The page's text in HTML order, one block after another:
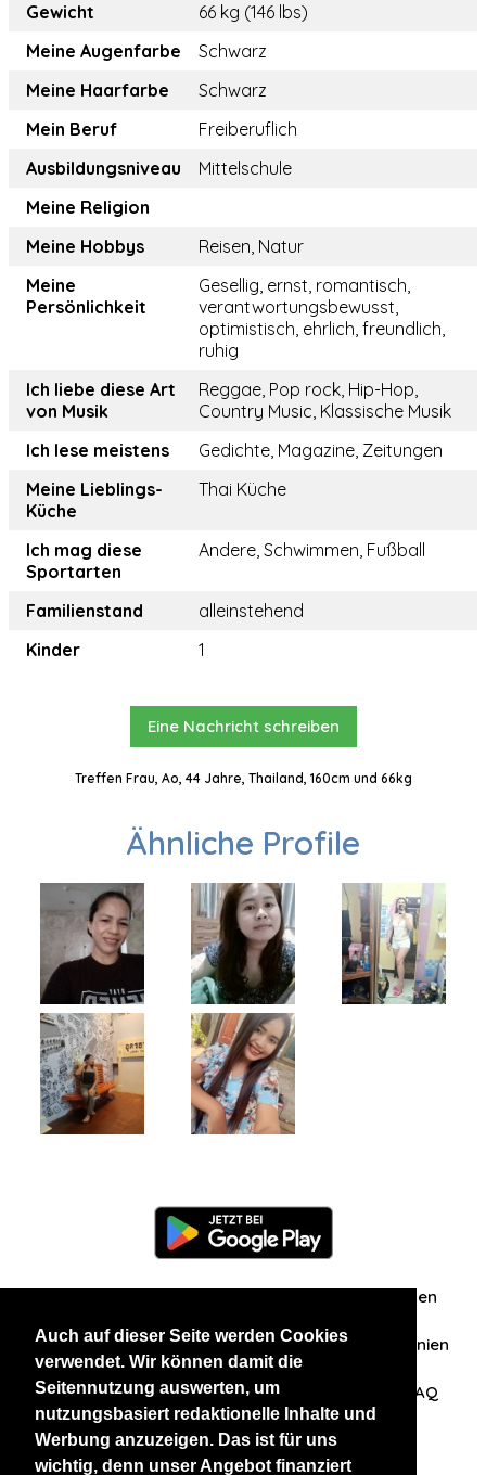
Auch auf dieser Seite werden Cookies
verwendet. Wir können damit die
Seitennutzung auswerten, um
nutzungsbasiert redaktionelle Inhalte und
Werbung anzuzeigen. Das ist für uns
wichtig, denn unser Angebot finanziert
Gewicht
66 kg (146 lbs)
Meine Augenfarbe
Schwarz
Meine Haarfarbe
Schwarz
Mein Beruf
Freiberuflich
Ausbildungsniveau
Mittelschule
Meine Religion
Meine Hobbys
Reisen, Natur
Meine
Persönlichkeit
Gesellig, ernst, romantisch,
verantwortungsbewusst,
optimistisch, ehrlich, freundlich,
ruhig
Ich liebe diese Art
von Musik
Reggae, Pop rock, Hip-Hop,
Country Music, Klassische Musik
Ich lese meistens
Gedichte, Magazine, Zeitungen
Meine Lieblings-
Küche
Thai Küche
Ich mag diese
Sportarten
Andere, Schwimmen, Fußball
Familienstand
alleinstehend
Kinder
1
Eine Nachricht schreiben
Treffen Frau, Ao, 44 Jahre, Thailand, 160cm und 66kg
Ähnliche Profile
Zuschriften/Erfahrungen
Datenschutzerklärung AGB Datenschutzrichtlinien
Nehmen Sie Kontakt mit uns auf FAQ
Unsere anderen Websites